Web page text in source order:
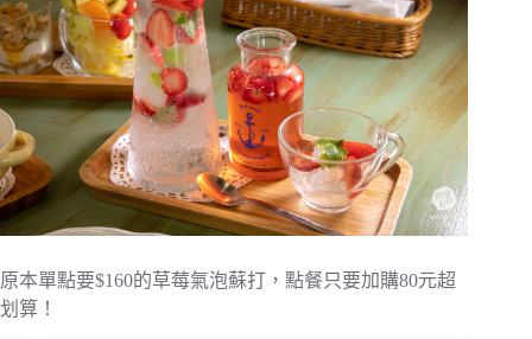
原本單點要$160的草莓氣泡蘇打，點餐只要加購80元超
划算！